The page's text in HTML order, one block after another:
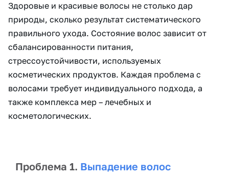
Здоровые и красивые волосы не столько дар
природы, сколько результат систематического
правильного ухода. Состояние волос зависит от
сбалансированности питания,
стрессоустойчивости, используемых
косметических продуктов. Каждая проблема с
волосами требует индивидуального подхода, а
также комплекса мер – лечебных и
косметологических.
Проблема 1. Выпадение волос